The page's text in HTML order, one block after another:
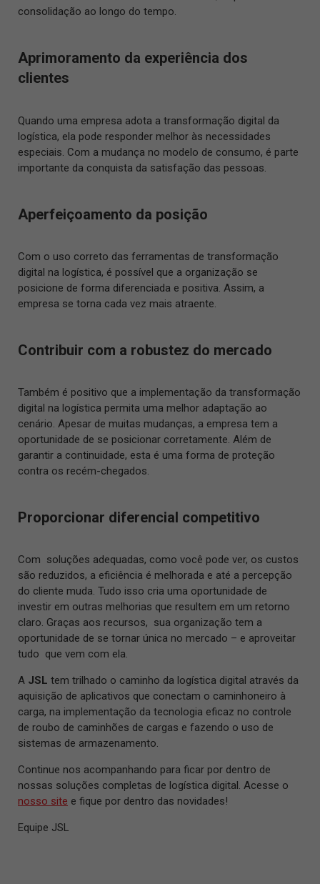
consolidação ao longo do tempo.
Aprimoramento da experiência dos
clientes
Quando uma empresa adota a transformação digital da
logística, ela pode responder melhor às necessidades
especiais. Com a mudança no modelo de consumo, é parte
importante da conquista da satisfação das pessoas.
Aperfeiçoamento da posição
Com o uso correto das ferramentas de transformação
digital na logística, é possível que a organização se
posicione de forma diferenciada e positiva. Assim, a
empresa se torna cada vez mais atraente.
Contribuir com a robustez do mercado
Também é positivo que a implementação da transformação
digital na logística permita uma melhor adaptação ao
cenário. Apesar de muitas mudanças, a empresa tem a
oportunidade de se posicionar corretamente. Além de
garantir a continuidade, esta é uma forma de proteção
contra os recém-chegados.
Proporcionar diferencial competitivo
Com soluções adequadas, como você pode ver, os custos
são reduzidos, a eficiência é melhorada e até a percepção
do cliente muda. Tudo isso cria uma oportunidade de
investir em outras melhorias que resultem em um retorno
claro. Graças aos recursos, sua organização tem a
oportunidade de se tornar única no mercado – e aproveitar
tudo que vem com ela.
A JSL tem trilhado o caminho da logística digital através da
aquisição de aplicativos que conectam o caminhoneiro à
carga, na implementação da tecnologia eficaz no controle
de roubo de caminhões de cargas e fazendo o uso de
sistemas de armazenamento.
Continue nos acompanhando para ficar por dentro de
nossas soluções completas de logística digital. Acesse o
nosso site e fique por dentro das novidades!
Equipe JSL